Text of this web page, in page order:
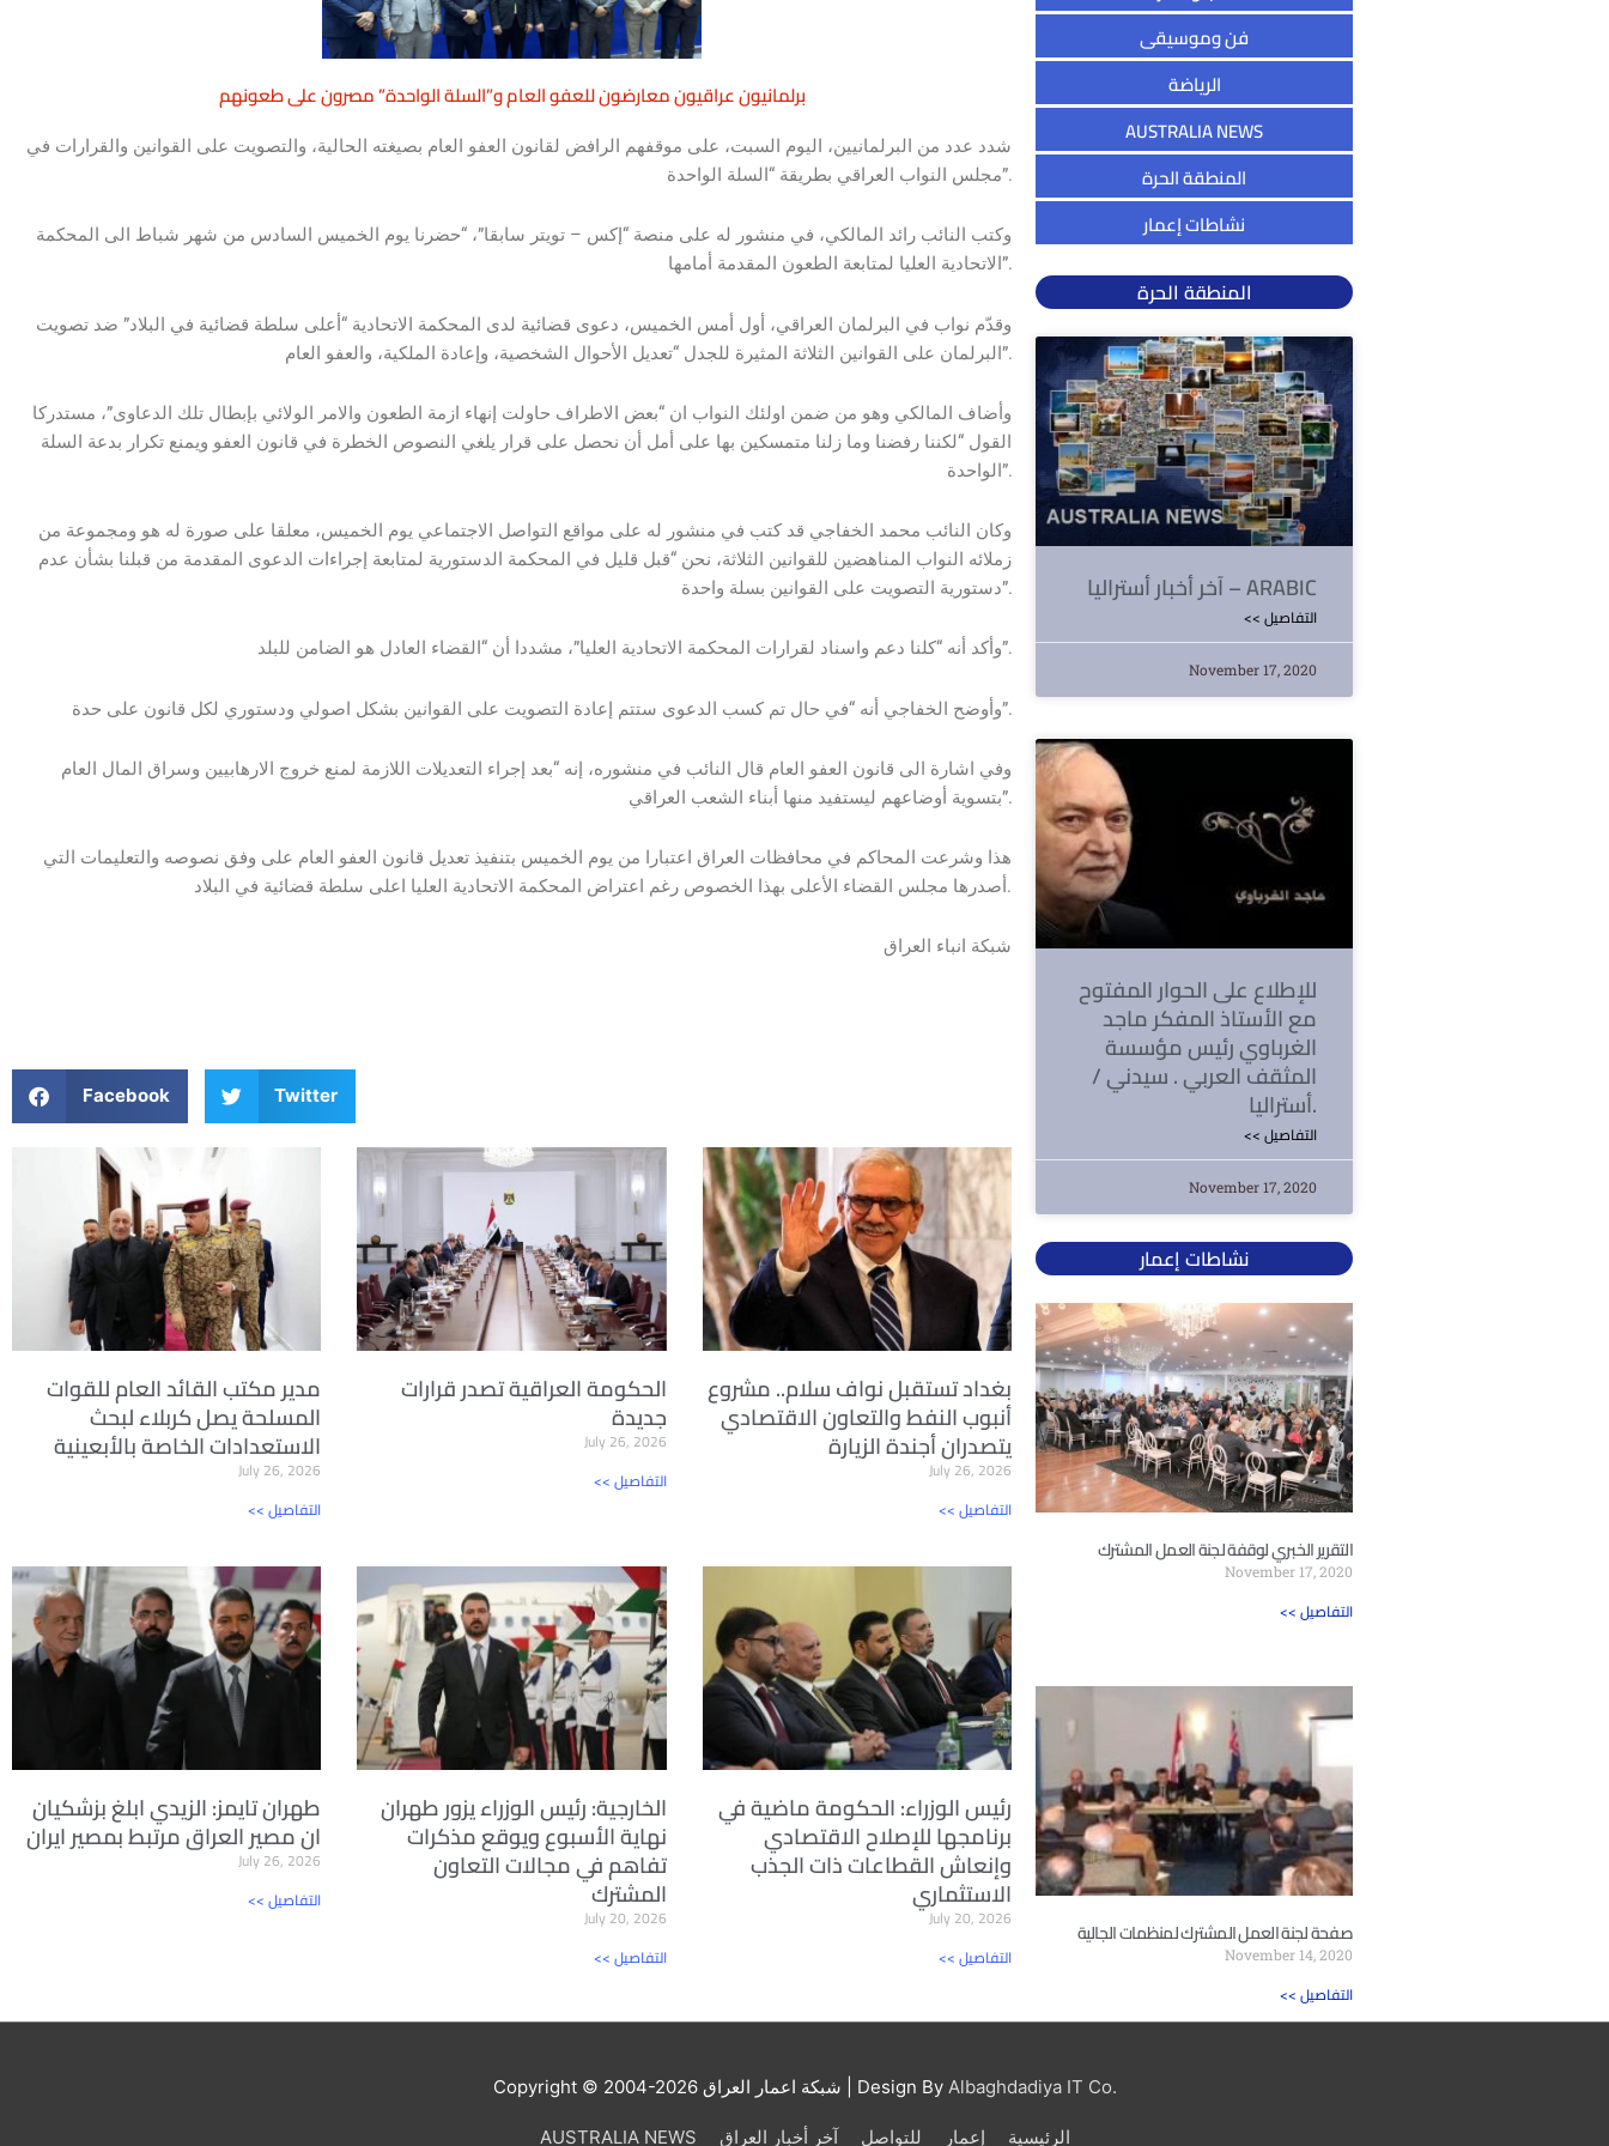
برلمانيون عراقيون معارضون للعفو العام و”السلة الواحدة” مصرون على طعونهم
شدد عدد من البرلمانيين، اليوم السبت، على موقفهم الرافض لقانون العفو العام بصيغته الحالية، والتصويت على القوانين والقرارات في
مجلس النواب العراقي بطريقة “السلة الواحدة”.
وكتب النائب رائد المالكي، في منشور له على منصة “إكس – تويتر سابقا”، “حضرنا يوم الخميس السادس من شهر شباط الى المحكمة
الاتحادية العليا لمتابعة الطعون المقدمة أمامها”.
وقدّم نواب في البرلمان العراقي، أول أمس الخميس، دعوى قضائية لدى المحكمة الاتحادية “أعلى سلطة قضائية في البلاد” ضد تصويت
البرلمان على القوانين الثلاثة المثيرة للجدل “تعديل الأحوال الشخصية، وإعادة الملكية، والعفو العام”.
وأضاف المالكي وهو من ضمن اولئك النواب ان “بعض الاطراف حاولت إنهاء ازمة الطعون والامر الولائي بإبطال تلك الدعاوى”، مستدركا
القول “لكننا رفضنا وما زلنا متمسكين بها على أمل أن نحصل على قرار يلغي النصوص الخطرة في قانون العفو ويمنع تكرار بدعة السلة
الواحدة”.
وكان النائب محمد الخفاجي قد كتب في منشور له على مواقع التواصل الاجتماعي يوم الخميس، معلقا على صورة له هو ومجموعة من
زملائه النواب المناهضين للقوانين الثلاثة، نحن “قبل قليل في المحكمة الدستورية لمتابعة إجراءات الدعوى المقدمة من قبلنا بشأن عدم
دستورية التصويت على القوانين بسلة واحدة”.
وأكد أنه “كلنا دعم واسناد لقرارات المحكمة الاتحادية العليا”، مشددا أن “القضاء العادل هو الضامن للبلد”.
وأوضح الخفاجي أنه “في حال تم كسب الدعوى ستتم إعادة التصويت على القوانين بشكل اصولي ودستوري لكل قانون على حدة”.
وفي اشارة الى قانون العفو العام قال النائب في منشوره، إنه “بعد إجراء التعديلات اللازمة لمنع خروج الارهابيين وسراق المال العام
بتسوية أوضاعهم ليستفيد منها أبناء الشعب العراقي”.
هذا وشرعت المحاكم في محافظات العراق اعتبارا من يوم الخميس بتنفيذ تعديل قانون العفو العام على وفق نصوصه والتعليمات التي
أصدرها مجلس القضاء الأعلى بهذا الخصوص رغم اعتراض المحكمة الاتحادية العليا اعلى سلطة قضائية في البلاد.
شبكة انباء العراق
Facebook Twitter
مدير مكتب القائد العام للقوات
المسلحة يصل كربلاء لبحث
الاستعدادات الخاصة بالأبعينية
July 26, 2026
<< التفاصيل
الحكومة العراقية تصدر قرارات
جديدة
July 26, 2026
<< التفاصيل
بغداد تستقبل نواف سلام.. مشروع
أنبوب النفط والتعاون الاقتصادي
يتصدران أجندة الزيارة
July 26, 2026
<< التفاصيل
طهران تايمز: الزيدي ابلغ بزشكيان
ان مصير العراق مرتبط بمصير ايران
July 26, 2026
<< التفاصيل
الخارجية: رئيس الوزراء يزور طهران
نهاية الأسبوع ويوقع مذكرات
تفاهم في مجالات التعاون
المشترك
July 20, 2026
<< التفاصيل
رئيس الوزراء: الحكومة ماضية في
برنامجها للإصلاح الاقتصادي
وإنعاش القطاعات ذات الجذب
الاستثماري
July 20, 2026
<< التفاصيل
فن وموسيقى
الرياضة
AUSTRALIA NEWS
المنطقة الحرة
نشاطات إعمار
المنطقة الحرة
آخر أخبار أستراليا – ARABIC
<< التفاصيل
November 17, 2020
للإطلاع على الحوار المفتوح
مع الأستاذ المفكر ماجد
الغرباوي رئيس مؤسسة
المثقف العربي . سيدني /
أستراليا.
<< التفاصيل
November 17, 2020
نشاطات إعمار
التقرير الخبري لوقفة لجنة العمل المشترك
November 17, 2020
<< التفاصيل
صفحة لجنة العمل المشترك لمنظمات الجالية
November 14, 2020
<< التفاصيل
Copyright © 2004-2026 شبكة اعمار العراق | Design By Albaghdadiya IT Co.
AUSTRALIA NEWS آخر أخبار العراق للتواصل إعمار الرئيسية